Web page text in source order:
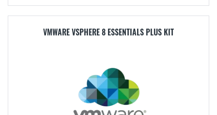
VMWARE VSPHERE 8 ESSENTIALS PLUS KIT